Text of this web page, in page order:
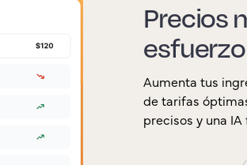
Precios
esfuerzo
Aumenta tus
de tarifas
precisos y una IA